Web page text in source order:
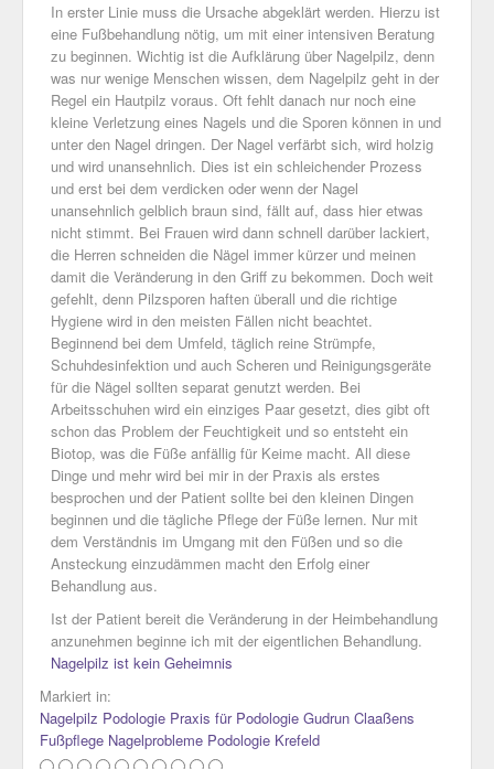
In erster Linie muss die Ursache abgeklärt werden. Hierzu ist
eine Fußbehandlung nötig, um mit einer intensiven Beratung
zu beginnen. Wichtig ist die Aufklärung über Nagelpilz, denn
was nur wenige Menschen wissen, dem Nagelpilz geht in der
Regel ein Hautpilz voraus. Oft fehlt danach nur noch eine
kleine Verletzung eines Nagels und die Sporen können in und
unter den Nagel dringen. Der Nagel verfärbt sich, wird holzig
und wird unansehnlich. Dies ist ein schleichender Prozess
und erst bei dem verdicken oder wenn der Nagel
unansehnlich gelblich braun sind, fällt auf, dass hier etwas
nicht stimmt. Bei Frauen wird dann schnell darüber lackiert,
die Herren schneiden die Nägel immer kürzer und meinen
damit die Veränderung in den Griff zu bekommen. Doch weit
gefehlt, denn Pilzsporen haften überall und die richtige
Hygiene wird in den meisten Fällen nicht beachtet.
Beginnend bei dem Umfeld, täglich reine Strümpfe,
Schuhdesinfektion und auch Scheren und Reinigungsgeräte
für die Nägel sollten separat genutzt werden. Bei
Arbeitsschuhen wird ein einziges Paar gesetzt, dies gibt oft
schon das Problem der Feuchtigkeit und so entsteht ein
Biotop, was die Füße anfällig für Keime macht. All diese
Dinge und mehr wird bei mir in der Praxis als erstes
besprochen und der Patient sollte bei den kleinen Dingen
beginnen und die tägliche Pflege der Füße lernen. Nur mit
dem Verständnis im Umgang mit den Füßen und so die
Ansteckung einzudämmen macht den Erfolg einer
Behandlung aus.
Ist der Patient bereit die Veränderung in der Heimbehandlung
anzunehmen beginne ich mit der eigentlichen Behandlung.
Nagelpilz ist kein Geheimnis
Markiert in:
Nagelpilz Podologie Praxis für Podologie Gudrun Claaßens
Fußpflege Nagelprobleme Podologie Krefeld